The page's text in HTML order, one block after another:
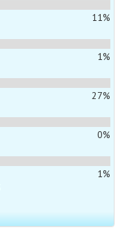
11%
1%
27%
0%
1%